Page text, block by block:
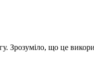
Зрозуміло, що це